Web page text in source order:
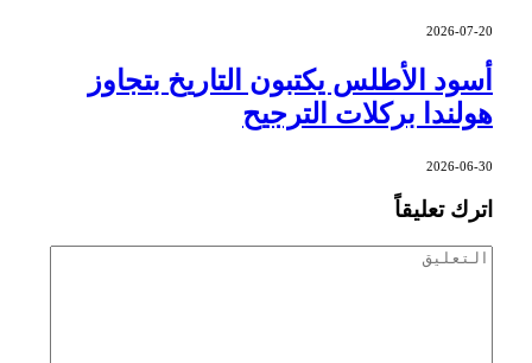
2026-07-20
أسود الأطلس يكتبون التاريخ بتجاوز
هولندا بركلات الترجيح
2026-06-30
اترك تعليقاً